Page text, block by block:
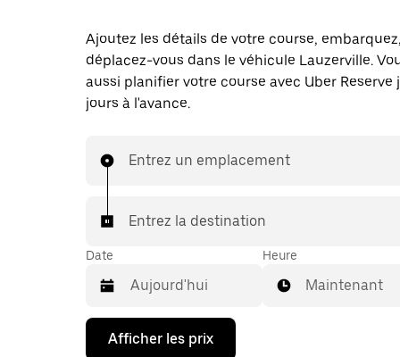
Ajoutez les détails de votre course,
déplacez-vous dans le véhicule Lauzerville.
aussi planifier votre course avec Uber Reserve
jours à l'avance.
Entrez un emplacement
Entrez la destination
Date
Appuyez
Heure
Maintenant
Afficher les prix